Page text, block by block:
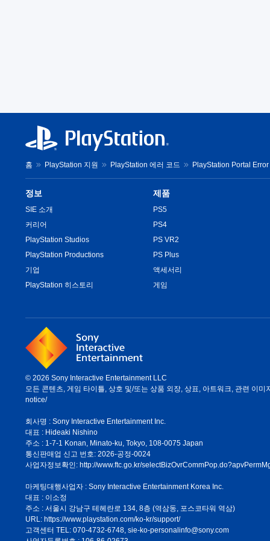
홈 PlayStation 지원 PlayStation 에러 코드 PlayStation Portal
정보
SIE 소개
커리어
PlayStation Studios
PlayStation Productions
기업
PlayStation 히스토리
제품
PS5
PS4
PS VR2
PS Plus
액세서리
게임
© 2026 Sony Interactive Entertainment LLC
모든 콘텐츠, 게임 타이틀, 상호 및/또는 상품 외장, 상표, 아트워크, 관련 이
notice/
회사명 : Sony Interactive Entertainment Inc.
대표 : Hideaki Nishino
주소 : 1-7-1 Konan, Minato-ku, Tokyo, 108-0075 Japan
통신판매업 신고 번호: 2026-공정-0024
사업자정보확인: http://www.ftc.go.kr/
마케팅대행사업자 : Sony Interactive Entertainment Korea Inc.
대표 : 이소정
주소 : 서울시 강남구 테헤란로 134, 8층 (역삼동, 포스코타워 역삼)
URL: https://www.playstation.com/ko-kr/support/
고객센터 TEL: 070-4732-6748, sie-ko-personalinfo@sony.com